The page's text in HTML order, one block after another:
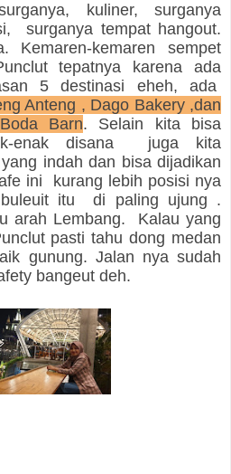
kuliner, surganya
surganya tempat hangout.
Kemaren-kemaren sempet
tepatnya karena ada
5 destinasi eheh, ada
Anteng , Dago Bakery ,dan
Barn. Selain kita bisa
enak disana juga kita
indah dan bisa dijadikan
ini kurang lebih posisi nya
itu di paling ujung .
arah Lembang. Kalau yang
pasti tahu dong medan
gunung. Jalan nya sudah
bangeut deh.